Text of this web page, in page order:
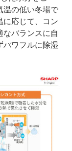
温の低い冬場で
に応じて、コン
なバランスに自
パワフルに除湿